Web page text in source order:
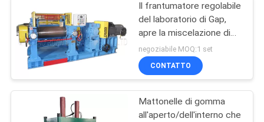
mattonelle di
gomma che fanno
macchina
29
Il frantumatore regolabile
del laboratorio di Gap,
apre la miscelazione di
gomma del mulino con la
lunghezza di rotolo di
320mm
negoziabile MOQ:1 set
CONTATTO
Mattonelle di gomma
all'aperto/dell'interno che